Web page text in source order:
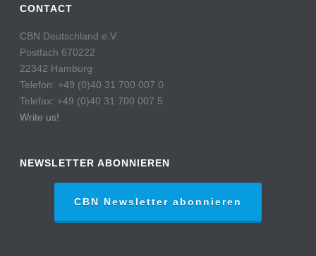
CONTACT
CBN Deutschland e.V.
Postfach 670222
22342 Hamburg
Telefon: +49 (0)40 31 700 007 0
Telefax: +49 (0)40 31 700 007 5
Write us!
NEWSLETTER ABONNIEREN
CBN Newsletter abonnieren